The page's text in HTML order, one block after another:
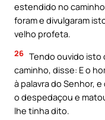
estendido no
foram e divulgaram
velho profeta.
26 Tendo ouvido isto
caminho, disse: E o
à palavra do Senhor,
o despedaçou e
lhe tinha dito.